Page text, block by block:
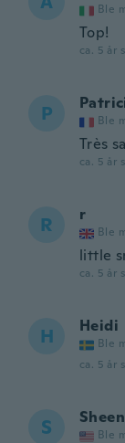
Ble
Top!
ca. 5 år
P Ble
Très
ca. 5 år
R r
Ble
little
ca. 5 år
H Heidi
Ble
ca. 5 år
S Ble